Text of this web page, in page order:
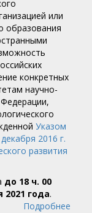
или
образования
конкретных
научно-
Указом
2016 г.
развития
до 18 ч. 00
года.
Подробнее